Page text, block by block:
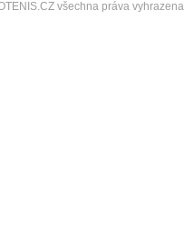
všechna práva vyhrazena